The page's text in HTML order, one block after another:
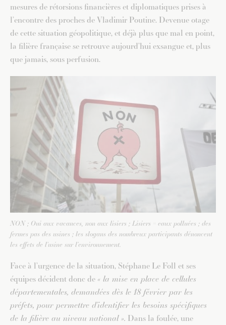
mesures de rétorsions financières et diplomatiques prises à
l’encontre des proches de Vladimir Poutine. Devenue otage
de cette situation géopolitique, et déjà plus que mal en point,
la filière française se retrouve aujourd’hui exsangue et, plus
que jamais, sous perfusion.
NON ; Oui aux vacances, non aux lisiers ; Lisiers = eaux polluées ; des
fermes pas des usines ; les slogans des nombreux participants dénoncent
les effets de l’usine sur l’environnement.
Face à l’urgence de la situation, Stéphane Le Foll et ses
équipes décident donc de « la mise en place de cellules
départementales, demandées dès le 18 février par les
préfets, pour permettre d’identifier les besoins spécifiques
de la filière au niveau national ». Dans la foulée, une